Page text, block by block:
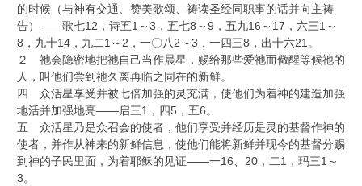
的时候（与神有交通、赞美歌颂、祷读圣经同职事的话并向主祷
告）——歌七12，诗五1～3，五七8～9，五九16～17，六三1～
8，九十14，九二1～2，一〇八2～3，一四三8，出十六21。
２ 祂会隐密地把祂自己当作晨星，赐给那些爱祂而儆醒等候祂的
人，叫他们尝到祂久离再临之同在的新鲜。
四 众活星享受并被七倍加强的灵充满，使他们为着神的建造加强
地活并加强地亮——启三1，四5，五6。
五 众活星乃是众召会的使者，他们享受并经历是灵的基督作神的
使者，并作从神来的新鲜信息，使他们能将新鲜并现今的基督分赐
到神的子民里面，为着耶稣的见证——一16、20，二1，玛三1～
3。